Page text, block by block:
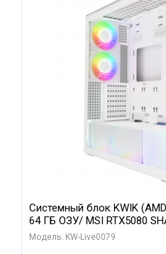
Системный блок KWIK
64 ГБ ОЗУ/ MSI RTX5080
256bit 3xDP HDMI/ 960 ГБ
Модель: KW-Live0079